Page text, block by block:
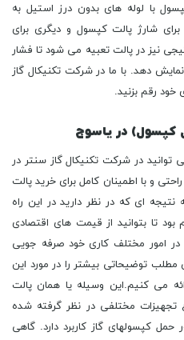
با لوله های بدون درز استیل به
شارژ پالت کپسول و دیگری برای
نیز در پالت تعبیه می شود تا فشار
دهد. با ما در شرکت تکنیکال گاز
خود رقم بزنید.
کپسول) در یاسوج
در شرکت تکنیکال گاز سنتر در
و با اطمینان کامل برای خرید پالت
ای که در نظر دارید در این راه
بود تا بتوانید از قیمت های اقتصادی
امور مختلف کاری خود صرفه جویی
مطلب توضیحاتی بیشتر را در مورد این
می کنیم.این وسیله یا همان پالت
تجهیزات مختلفی در نظر گرفته شده
کپسولهای گاز کاربرد دارد. گاهی